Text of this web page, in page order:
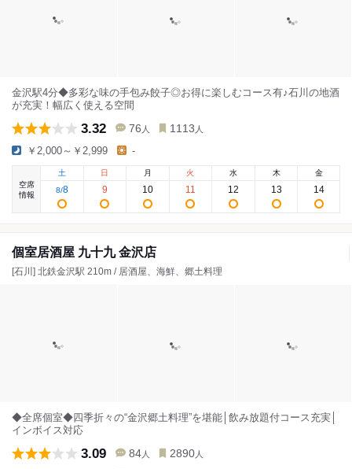
金沢駅4分◆多彩な味の手包み餃子◎お得に楽しむコース有♪石川の地酒
が充実！幅広く使える空間
3.32 76 人 1113 人
￥2,000～￥2,999 -
空席
情報
土
8/8
日
9
月
10
火
11
水
12
木
13
金
14
個室居酒屋 九十九 金沢店
[石川] 北鉄金沢駅 210m / 居酒屋、海鮮、郷土料理
◆全席個室◆四季折々の“金沢郷土料理”を堪能│飲み放題付コース充実│
インボイス対応
3.09 84 人 2890 人